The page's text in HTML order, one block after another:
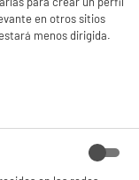
en otros sitios
menos dirigida.